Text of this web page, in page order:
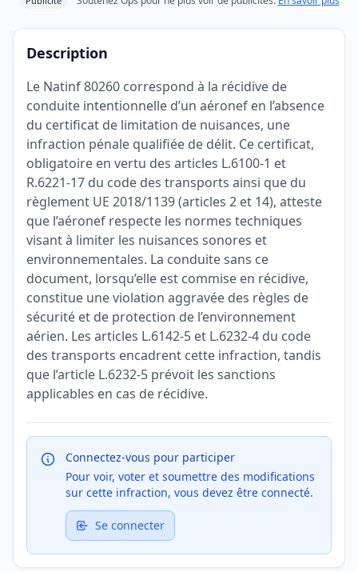
Description
Le Natinf 80260 correspond à la récidive de
conduite intentionnelle d’un aéronef en l’absence
du certificat de limitation de nuisances, une
infraction pénale qualifiée de délit. Ce certificat,
obligatoire en vertu des articles L.6100-1 et
R.6221-17 du code des transports ainsi que du
règlement UE 2018/1139 (articles 2 et 14), atteste
que l’aéronef respecte les normes techniques
visant à limiter les nuisances sonores et
environnementales. La conduite sans ce
document, lorsqu’elle est commise en récidive,
constitue une violation aggravée des règles de
sécurité et de protection de l’environnement
aérien. Les articles L.6142-5 et L.6232-4 du code
des transports encadrent cette infraction, tandis
que l’article L.6232-5 prévoit les sanctions
applicables en cas de récidive.
Connectez-vous pour participer
Pour voir, voter et soumettre des modifications
sur cette infraction, vous devez être connecté.
Se connecter